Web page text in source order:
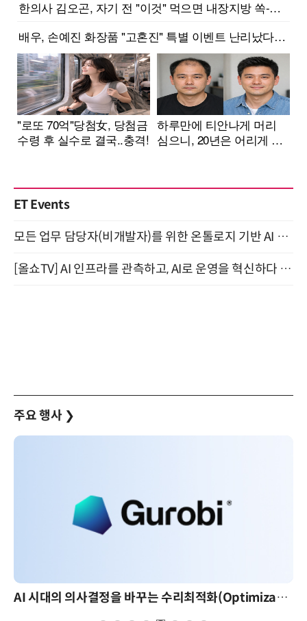
ET Events
모든 업무 담당자(비개발자)를 위한 온톨로지 기반 AI 지식체계 설계 1-day 워크숍 8월 20일 개최
[올쇼TV] AI 인프라를 관측하고, AI로 운영을 혁신하다 (8월 11일 생방송)
주요 행사 ❯
AI 시대의 의사결정을 바꾸는 수리최적화(Optimization): 실제 산업 적용 사례와 활용 전략